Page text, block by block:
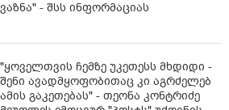
„მედიის თავისუფლება
მზია ამაღლობელის
ხვალ
კენჭს უყრიან რეზოლუციას:
საქართველოში,
საქმე“.
ვაზნა" - შსს ინფორმაციას
"ყოველთვის ჩემზე უკეთესს მხდიდი -
შენი ავადმყოფობითაც კი აგრძელებ
ამის გაკეთებას" - თეონა კონტრიძე